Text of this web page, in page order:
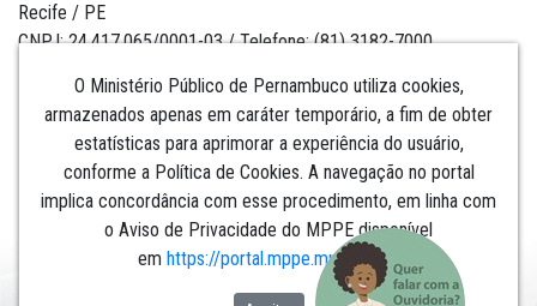
O Ministério Público de Pernambuco utiliza cookies,
armazenados apenas em caráter temporário, a fim de obter
estatísticas para aprimorar a experiência do usuário,
conforme a Política de Cookies. A navegação no portal
implica concordância com esse procedimento, em linha com
o Aviso de Privacidade do MPPE disponível
em https://portal.mppe.mp.br/lgpd.​​​​​​​
Recife / PE
CNPJ: 24.417.065/0001-03 / Telefone: (81) 3182-7000
Institucional
Comunicação